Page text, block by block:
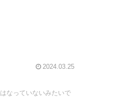
2024.03.25
なっていないみたいで